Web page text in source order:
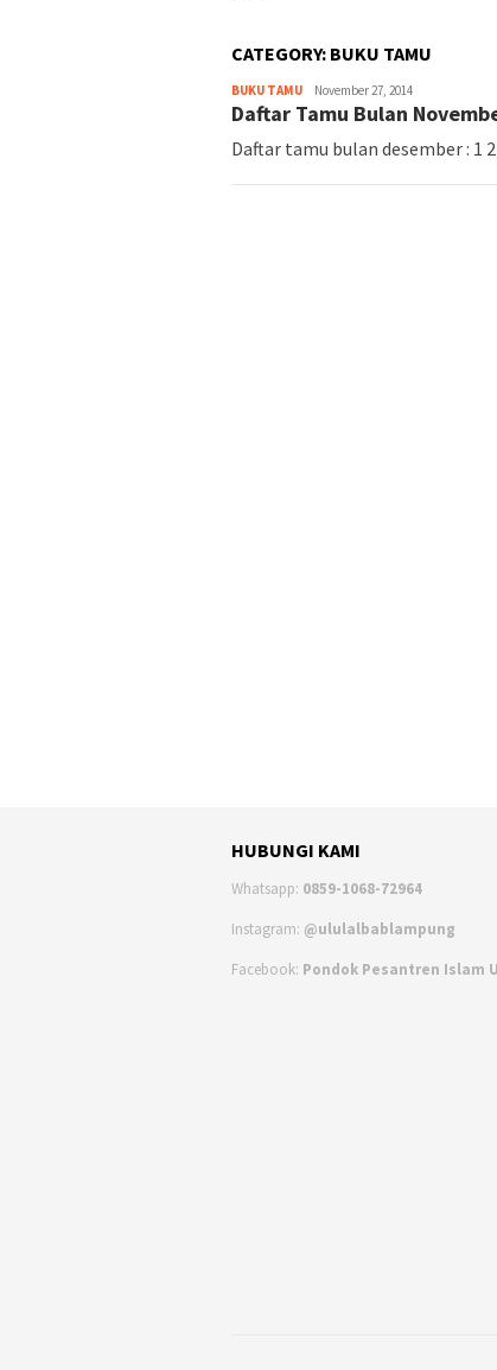
CATEGORY: BUKU TAMU
BUKU TAMU November 27, 2014
Daftar Tamu Bulan
Daftar tamu bulan desember : 1 2
HUBUNGI KAMI
Whatsapp: 0859-1068-72964
Instagram: @ululalbablampung
Facebook: Pondok Pesantren Islam